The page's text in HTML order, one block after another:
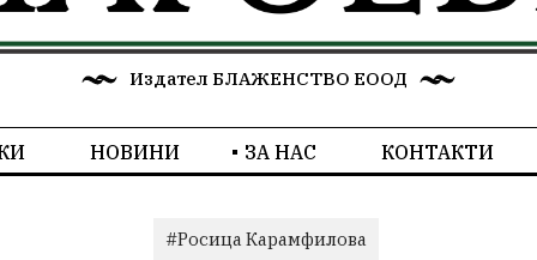
Издател БЛАЖЕНСТВО ЕООД
НОВИНИ ЗА НАС КОНТАКТИ
#Росица Карамфилова